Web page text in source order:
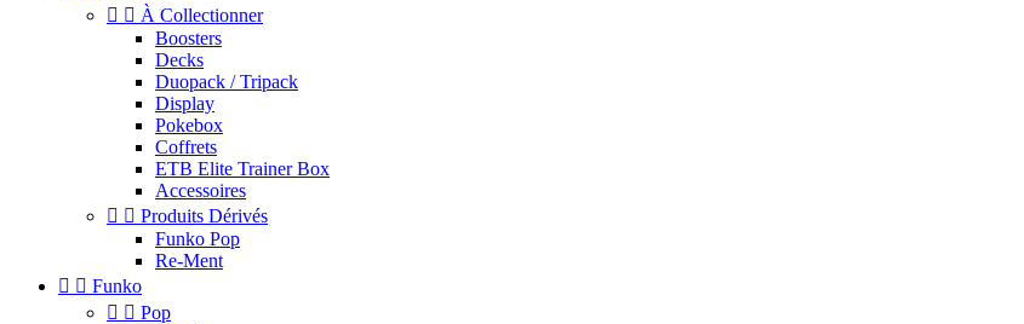
  À Collectionner
Boosters
Decks
Duopack / Tripack
Display
Pokebox
Coffrets
ETB Elite Trainer Box
Accessoires
  Produits Dérivés
Funko Pop
Re-Ment
  Funko
  Pop